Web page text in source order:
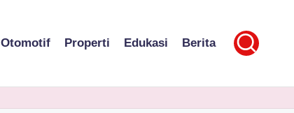
Otomotif Properti Edukasi Berita